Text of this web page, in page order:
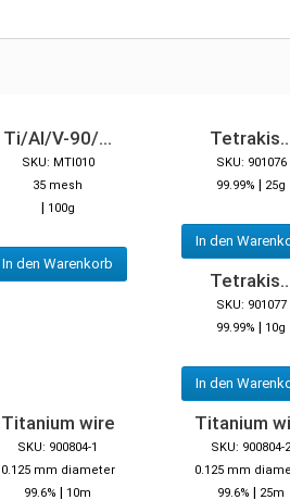
Ti/Al/V-90/...
SKU: MTI010
35 mesh
| 100g
In den Warenkorb
SKU: 901076
99.99% | 25g
In den
SKU: 901077
99.99% | 10g
In den
Titanium wire
SKU: 900804-1
0.125 mm diameter
99.6% | 10m
Titanium
SKU: 900804-2
0.125 mm
99.6% | 25m